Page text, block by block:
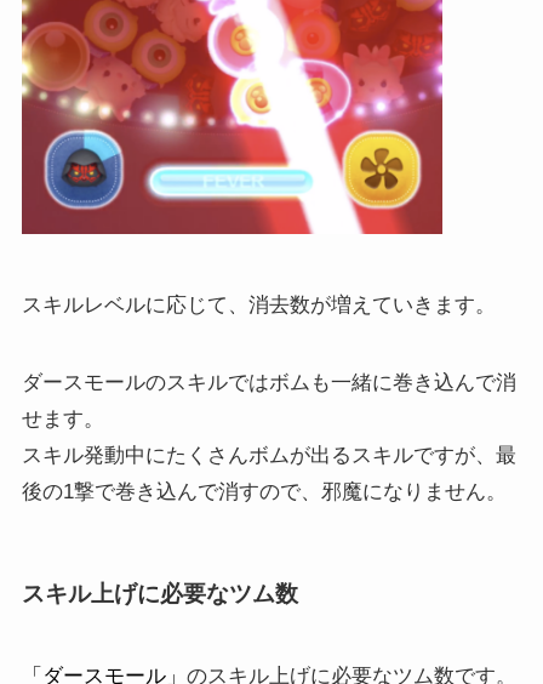
スキルレベルに応じて、消去数が増えていきます。
ダースモールのスキルではボムも一緒に巻き込んで消
せます。
スキル発動中にたくさんボムが出るスキルですが、最
後の1撃で巻き込んで消すので、邪魔になりません。
スキル上げに必要なツム数
「ダースモール」 のスキル上げに必要なツム数です。